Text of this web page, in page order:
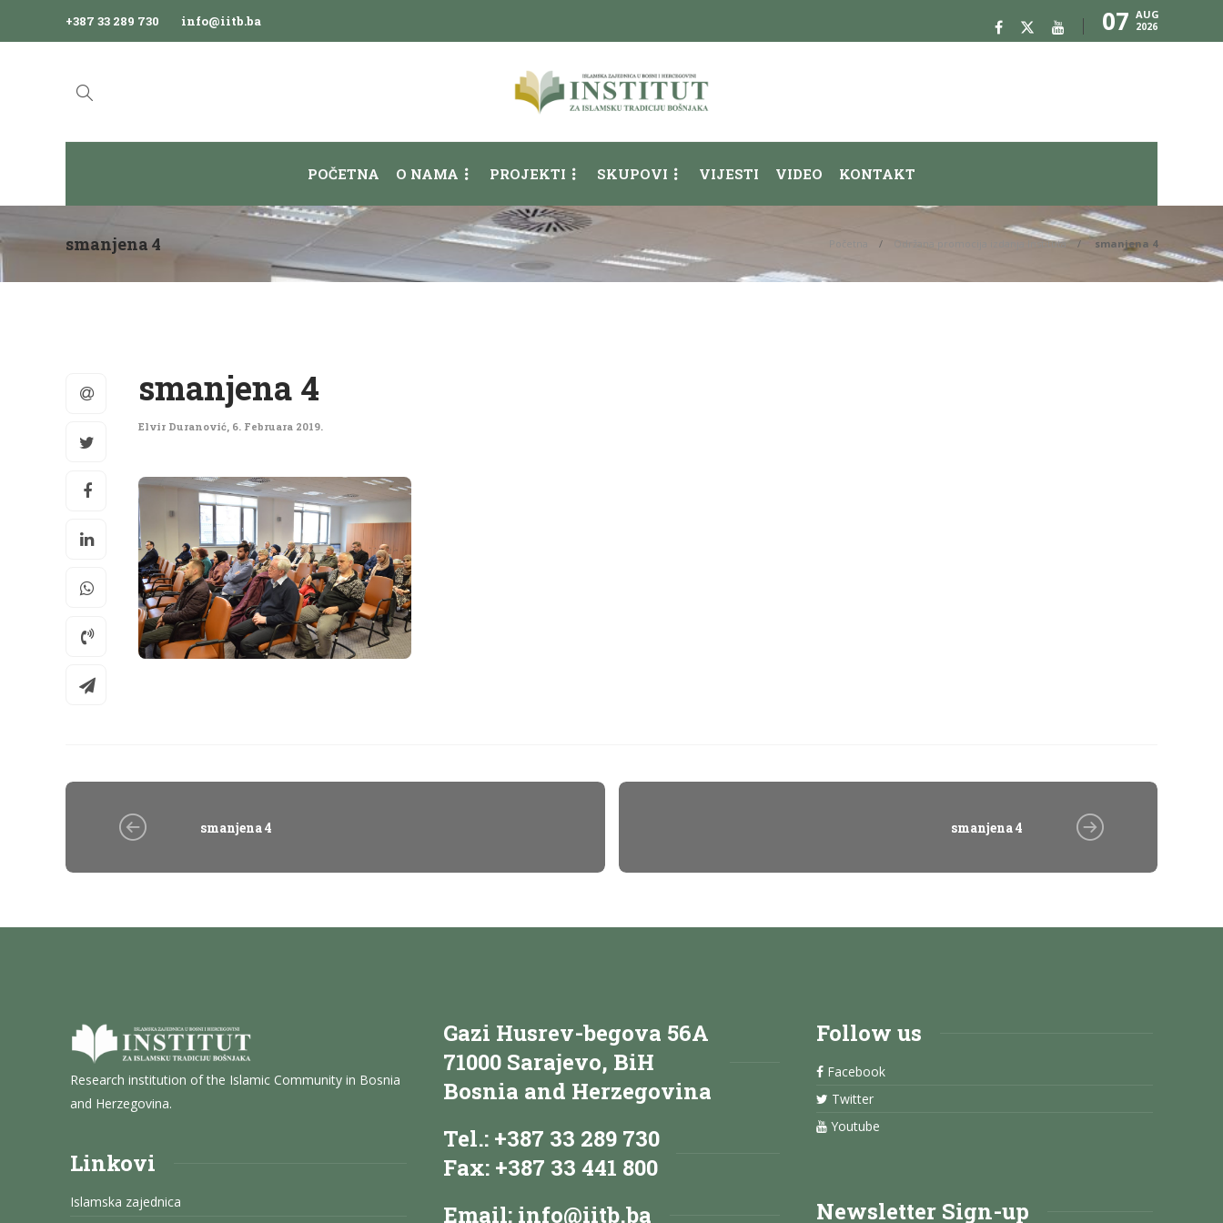
+387 33 289 730 info@iitb.ba 07 AUG
2026
POČETNA O NAMA PROJEKTI SKUPOVI VIJESTI VIDEO KONTAKT
smanjena 4 Održana promocija izdanja Instituta smanjena 4
smanjena 4
Elvir Duranović, 6. Februara 2019.
smanjena 4 smanjena 4
Research institution of the Islamic Community in Bosnia
and Herzegovina.
Linkovi
Islamska zajednica
Gazi Husrev-begova 56A
71000 Sarajevo, BiH
Bosnia and Herzegovina
Tel.: +387 33 289 730
Fax: +387 33 441 800
Email: info@iitb.ba
Follow us
Facebook
Twitter
Youtube
Newsletter Sign-up